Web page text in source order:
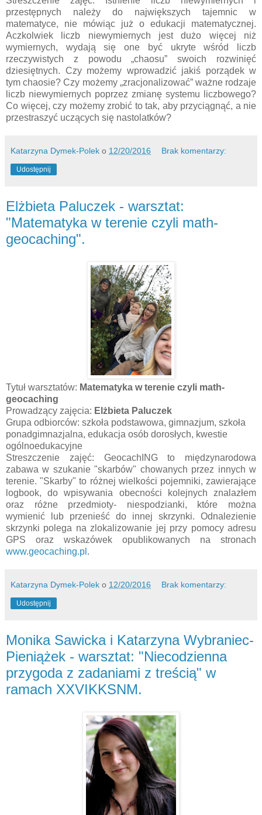
przestępnych należy do największych tajemnic w
matematyce, nie mówiąc już o edukacji matematycznej.
Aczkolwiek liczb niewymiernych jest dużo więcej niż
wymiernych, wydają się one być ukryte wśród liczb
rzeczywistych z powodu „chaosu” swoich rozwinięć
dziesiętnych. Czy możemy wprowadzić jakiś porządek w
tym chaosie? Czy możemy „zracjonalizować” ważne rodzaje
liczb niewymiernych poprzez zmianę systemu liczbowego?
Co więcej, czy możemy zrobić to tak, aby przyciągnąć, a nie
przestraszyć uczących się nastolatków?
Katarzyna Dymek-Polek o 12/20/2016 Brak komentarzy:
Udostępnij
Elżbieta Paluczek - warsztat:
"Matematyka w terenie czyli math-
geocaching".
Tytuł warsztatów: Matematyka w terenie czyli math-
geocaching
Prowadzący zajęcia: Elżbieta Paluczek
Grupa odbiorców: szkoła podstawowa, gimnazjum, szkoła
ponadgimnazjalna, edukacja osób dorosłych, kwestie
ogólnoedukacyjne
Streszczenie zajęć: GeocachING to międzynarodowa
zabawa w szukanie "skarbów" chowanych przez innych w
terenie. "Skarby" to różnej wielkości pojemniki, zawierające
logbook, do wpisywania obecności kolejnych znalazłem
oraz różne przedmioty- niespodzianki, które można
wymienić lub przenieść do innej skrzynki. Odnalezienie
skrzynki polega na zlokalizowanie jej przy pomocy adresu
GPS oraz wskazówek opublikowanych na stronach
www.geocaching.pl .
Katarzyna Dymek-Polek o 12/20/2016 Brak komentarzy:
Udostępnij
Monika Sawicka i Katarzyna Wybraniec-
Pieniążek - warsztat: "Niecodzienna
przygoda z zadaniami z treścią" w
ramach XXVIKKSNM.